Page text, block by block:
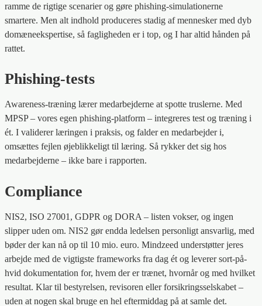
ramme de rigtige scenarier og gøre phishing-simulationerne
smartere. Men alt indhold produceres stadig af mennesker med dyb
domæneekspertise, så fagligheden er i top, og I har altid hånden på
rattet.
Phishing-tests
Awareness-træning lærer medarbejderne at spotte truslerne. Med
MPSP – vores egen phishing-platform – integreres test og træning i
ét. I validerer læringen i praksis, og falder en medarbejder i,
omsættes fejlen øjeblikkeligt til læring. Så rykker det sig hos
medarbejderne – ikke bare i rapporten.
Compliance
NIS2, ISO 27001, GDPR og DORA – listen vokser, og ingen
slipper uden om. NIS2 gør endda ledelsen personligt ansvarlig, med
bøder der kan nå op til 10 mio. euro. Mindzeed understøtter jeres
arbejde med de vigtigste frameworks fra dag ét og leverer sort-på-
hvid dokumentation for, hvem der er trænet, hvornår og med hvilket
resultat. Klar til bestyrelsen, revisoren eller forsikringsselskabet –
uden at nogen skal bruge en hel eftermiddag på at samle det.